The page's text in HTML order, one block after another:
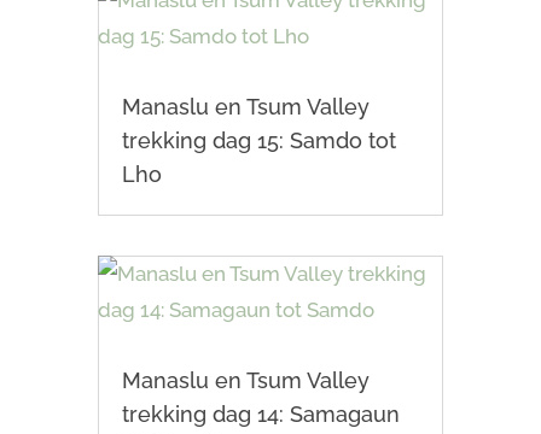
Manaslu en Tsum Valley
trekking dag 15: Samdo tot
Lho
Manaslu en Tsum Valley
trekking dag 14: Samagaun